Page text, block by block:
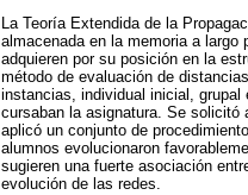
La Teoría Extendida de la
almacenada en la memoria a
adquieren por su posición en la
método de evaluación de
instancias, individual inicial, grupal
cursaban la asignatura. Se solicitó
aplicó un conjunto de
alumnos evolucionaron
sugieren una fuerte asociación
evolución de las redes.